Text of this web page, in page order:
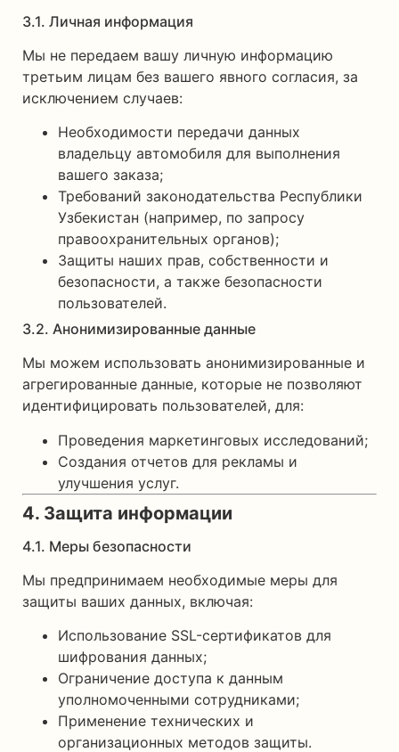
3.1. Личная информация
Мы не передаем вашу личную информацию
третьим лицам без вашего явного согласия, за
исключением случаев:
Необходимости передачи данных
владельцу автомобиля для выполнения
вашего заказа;
Требований законодательства Республики
Узбекистан (например, по запросу
правоохранительных органов);
Защиты наших прав, собственности и
безопасности, а также безопасности
пользователей.
3.2. Анонимизированные данные
Мы можем использовать анонимизированные и
агрегированные данные, которые не позволяют
идентифицировать пользователей, для:
Проведения маркетинговых исследований;
Создания отчетов для рекламы и
улучшения услуг.
4. Защита информации
4.1. Меры безопасности
Мы предпринимаем необходимые меры для
защиты ваших данных, включая:
Использование SSL-сертификатов для
шифрования данных;
Ограничение доступа к данным
уполномоченными сотрудниками;
Применение технических и
организационных методов защиты.